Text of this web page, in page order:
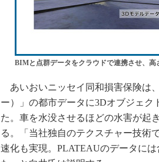
BIMと点群データをクラウドで連携させ、
あいおいニッセイ同和損害保険は
ー）」の都市データに3Dオブジェク
た。車を水没させるほどの水害が起
る。「当社独自のテクスチャー技術
速化も実現。PLATEAUのデータに